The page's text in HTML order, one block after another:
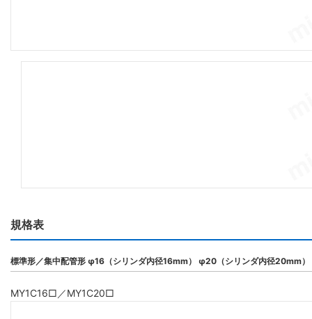
規格表
標準形／集中配管形 φ16（シリンダ内径16mm） φ20（シリンダ内径20mm）
MY1C16□／MY1C20□